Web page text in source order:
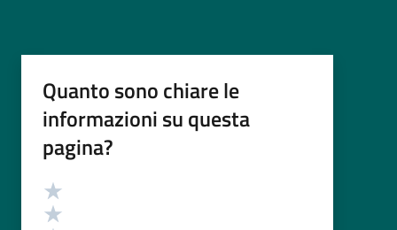
Quanto sono chiare le
informazioni su questa
pagina?
Valutazione